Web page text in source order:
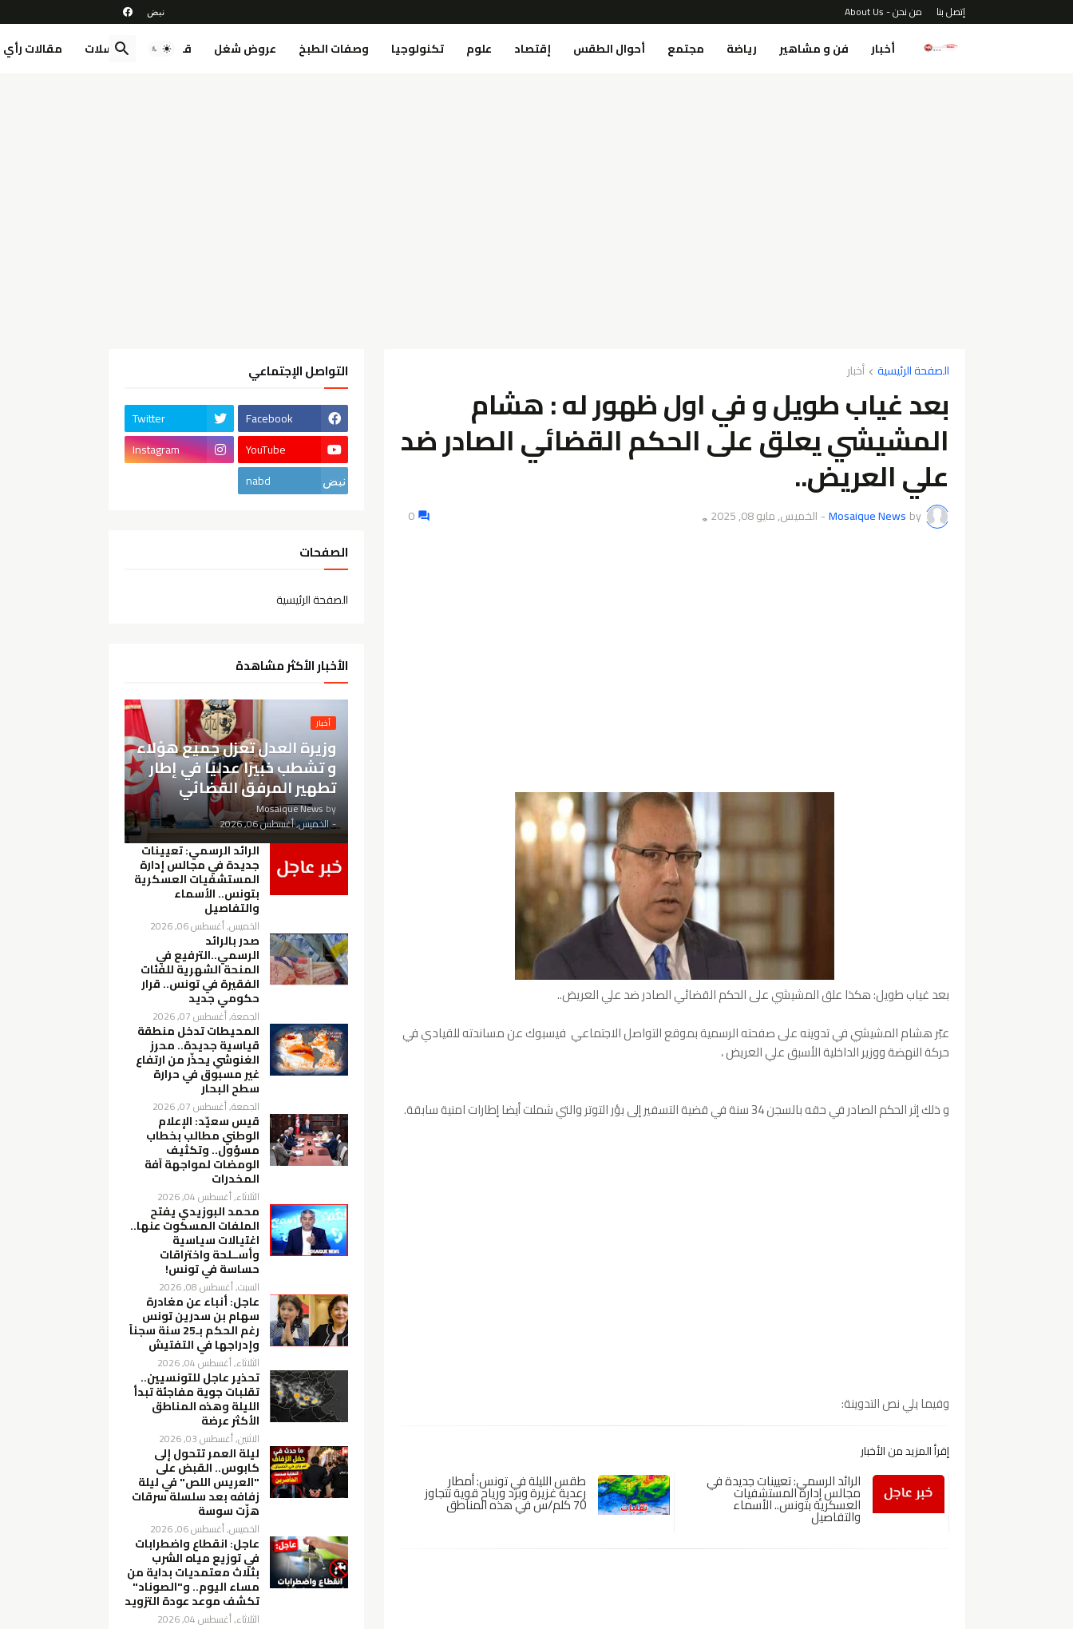
إتصل بنا من نحن - About Us
أخبار فن و مشاهير رياضة مجتمع أحوال الطقس إقتصاد علوم تكنولوجيا وصفات الطبخ عروض شغل قصص مسلسلات مقالات رأي
الصفحة الرئيسية أخبار
بعد غياب طويل و في اول ظهور له : هشام
المشيشي يعلق على الحكم القضائي الصادر ضد
علي العريض..
by
Mosaique News
- الخميس, مايو 08, 2025 👁️
0
بعد غياب طويل: هكذا علق المشيشي على الحكم القضائي الصادر ضد علي العريض..
عبّر هشام المشيشي في تدوينه على صفحته الرسمية بموقع التواصل الاجتماعي فيسبوك عن مساندته للقيادي في
حركة النهضة ووزير الداخلية الأسبق علي العريض ،
و ذلك إثر الحكم الصادر في حقه بالسجن 34 سنة في قضية التسفير إلى بؤر التوتر والتي شملت أيضا إطارات امنية سابقة.
وفيما يلي نص التدوينة:
إقرأ المزيد من الأخبار
الرائد الرسمي: تعيينات جديدة في
مجالس إدارة المستشفيات
العسكرية بتونس.. الأسماء
والتفاصيل
طقس الليلة في تونس: أمطار
رعدية غزيرة وبرد ورياح قوية تتجاوز
70 كلم/س في هذه المناطق
التواصل الإجتماعي
Facebook
Twitter
YouTube
Instagram
nabd
الصفحات
الصفحة الرئيسية
الأخبار الأكثر مشاهدة
أخبار
وزيرة العدل تعزل جميع هؤلاء
و تشطب خبيرًا عدليًا في إطار
تطهير المرفق القضائي
by
Mosaique News
-الخميس, أغسطس 06, 2026
الرائد الرسمي: تعيينات
جديدة في مجالس إدارة
المستشفيات العسكرية
بتونس.. الأسماء
والتفاصيل
الخميس, أغسطس 06, 2026
صدر بالرائد
الرسمي..الترفيع في
المنحة الشهرية للفئات
الفقيرة في تونس.. قرار
حكومي جديد
الجمعة, أغسطس 07, 2026
المحيطات تدخل منطقة
قياسية جديدة.. محرز
الغنوشي يحذّر من ارتفاع
غير مسبوق في حرارة
سطح البحار
الجمعة, أغسطس 07, 2026
قيس سعيّد: الإعلام
الوطني مطالب بخطاب
مسؤول.. وتكثيف
الومضات لمواجهة آفة
المخدرات
الثلاثاء, أغسطس 04, 2026
محمد البوزيدي يفتح
الملفات المسكوت عنها..
اغتيالات سياسية
وأســلحة واختراقات
حساسة في تونس!
السبت, أغسطس 08, 2026
عاجل: أنباء عن مغادرة
سهام بن سدرين تونس
رغم الحكم بـ25 سنة سجناً
وإدراجها في التفتيش
الثلاثاء, أغسطس 04, 2026
تحذير عاجل للتونسيين..
تقلبات جوية مفاجئة تبدأ
الليلة وهذه المناطق
الأكثر عرضة
الاثنين, أغسطس 03, 2026
ليلة العمر تتحول إلى
كابوس.. القبض على
"العريس اللص" في ليلة
زفافه بعد سلسلة سرقات
هزّت سوسة
الخميس, أغسطس 06, 2026
عاجل: انقطاع واضطرابات
في توزيع مياه الشرب
بثلاث معتمديات بداية من
مساء اليوم.. و"الصوناد"
تكشف موعد عودة التزويد
الثلاثاء, أغسطس 04, 2026